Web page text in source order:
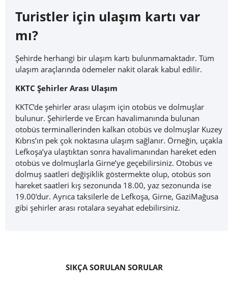
Turistler için ulaşım kartı var
mı?
Şehirde herhangi bir ulaşım kartı bulunmamaktadır. Tüm
ulaşım araçlarında ödemeler nakit olarak kabul edilir.
KKTC Şehirler Arası Ulaşım
KKTC’de şehirler arası ulaşım için otobüs ve dolmuşlar
bulunur. Şehirlerde ve Ercan havalimanında bulunan
otobüs terminallerinden kalkan otobüs ve dolmuşlar Kuzey
Kıbrıs’ın pek çok noktasına ulaşım sağlanır. Örneğin, uçakla
Lefkoşa’ya ulaştıktan sonra havalimanından hareket eden
otobüs ve dolmuşlarla Girne’ye geçebilirsiniz. Otobüs ve
dolmuş saatleri değişiklik göstermekte olup, otobüs son
hareket saatleri kış sezonunda 18.00, yaz sezonunda ise
19.00’dur. Ayrıca taksilerle de Lefkoşa, Girne, GaziMağusa
gibi şehirler arası rotalara seyahat edebilirsiniz.
SIKÇA SORULAN SORULAR